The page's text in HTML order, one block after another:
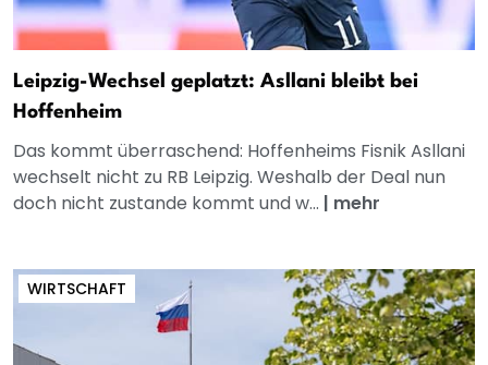
Leipzig-Wechsel geplatzt: Asllani bleibt bei
Hoffenheim
Das kommt überraschend: Hoffenheims Fisnik Asllani
wechselt nicht zu RB Leipzig. Weshalb der Deal nun
doch nicht zustande kommt und w... | mehr
WIRTSCHAFT